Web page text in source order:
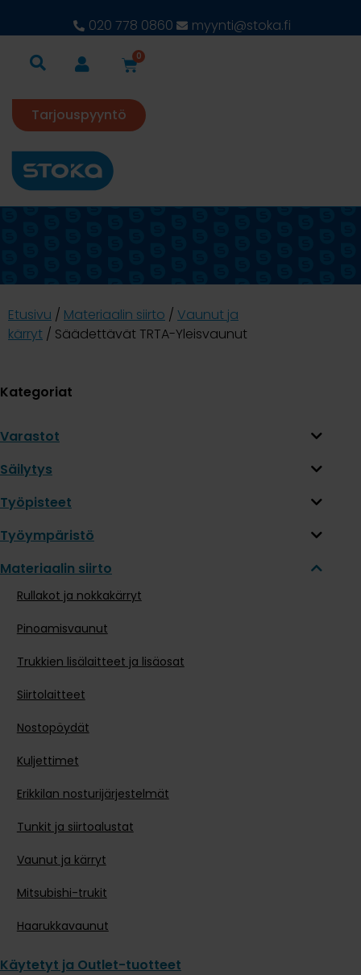
020 778 0860 myynti@stoka.fi
0
Tarjouspyyntö
Etusivu / Materiaalin siirto / Vaunut ja
kärryt / Säädettävät TRTA-Yleisvaunut
Kategoriat
Varastot
Säilytys
Työpisteet
Työympäristö
Materiaalin siirto
Rullakot ja nokkakärryt
Pinoamisvaunut
Trukkien lisälaitteet ja lisäosat
Siirtolaitteet
Nostopöydät
Kuljettimet
Erikkilan nosturijärjestelmät
Tunkit ja siirtoalustat
Vaunut ja kärryt
Mitsubishi-trukit
Haarukkavaunut
Käytetyt ja Outlet-tuotteet